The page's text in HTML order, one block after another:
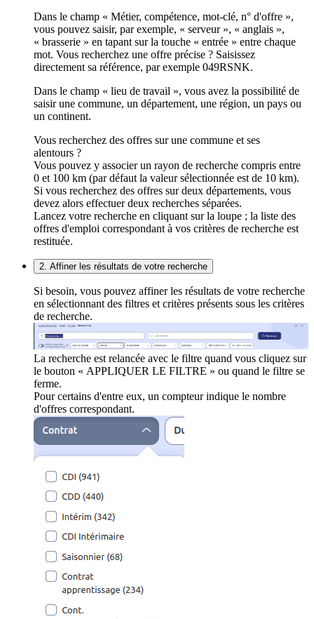
Dans le champ « Métier, compétence, mot-clé, n° d'offre »,
vous pouvez saisir, par exemple, « serveur », « anglais »,
« brasserie » en tapant sur la touche « entrée » entre chaque
mot. Vous recherchez une offre précise ? Saisissez
directement sa référence, par exemple 049RSNK.
Dans le champ « lieu de travail », vous avez la possibilité de
saisir une commune, un département, une région, un pays ou
un continent.
Vous recherchez des offres sur une commune et ses
alentours ?
Vous pouvez y associer un rayon de recherche compris entre
0 et 100 km (par défaut la valeur sélectionnée est de 10 km).
Si vous recherchez des offres sur deux départements, vous
devez alors effectuer deux recherches séparées.
Lancez votre recherche en cliquant sur la loupe ; la liste des
offres d'emploi correspondant à vos critères de recherche est
restituée.
2. Affiner les résultats de votre recherche
Si besoin, vous pouvez affiner les résultats de votre recherche
en sélectionnant des filtres et critères présents sous les critères
de recherche.
La recherche est relancée avec le filtre quand vous cliquez sur
le bouton « APPLIQUER LE FILTRE » ou quand le filtre se
ferme.
Pour certains d'entre eux, un compteur indique le nombre
d'offres correspondant.